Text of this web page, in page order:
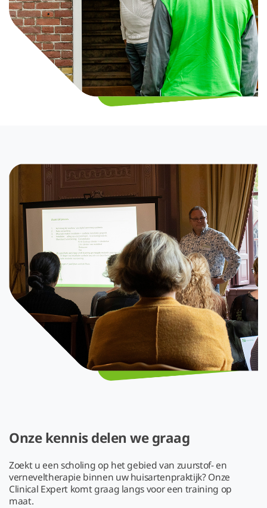
Onze kennis delen we graag
Zoekt u een scholing op het gebied van zuurstof- en
verneveltherapie binnen uw huisartenpraktijk? Onze
Clinical Expert komt graag langs voor een training op
maat.